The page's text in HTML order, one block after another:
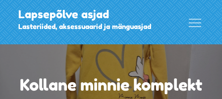
Skip
to
content
Lapsepõlve asjad
Lasteriided, aksessuaarid ja mänguasjad
Kollane minnie komplekt